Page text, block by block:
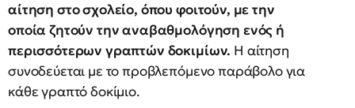
αίτηση στο σχολείο, όπου φοιτούν, με την
οποία ζητούν την αναβαθμολόγηση ενός ή
περισσότερων γραπτών δοκιμίων. Η αίτηση
συνοδεύεται με το προβλεπόμενο παράβολο για
κάθε γραπτό δοκίμιο.